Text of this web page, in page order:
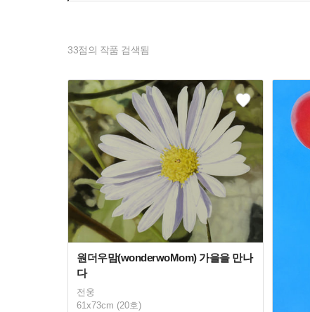
33점의 작품 검색됨
원더우맘(wonderwoMom) 가을을 만나
다
전웅
61x73cm (20호)